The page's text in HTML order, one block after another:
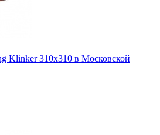
Klinker 310х310 в Московской